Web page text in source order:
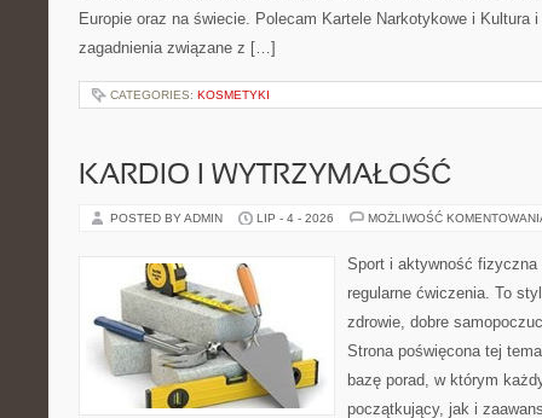
Europie oraz na świecie. Polecam Kartele Narkotykowe i Kultura
zagadnienia związane z […]
CATEGORIES: KOSMETYKI
KARDIO I WYTRZYMAŁOŚĆ
POSTED BY ADMIN LIP - 4 - 2026 MOŻLIWOŚĆ
Sport i aktywność
regularne ćwiczenia. To
zdrowie, dobre
Strona poświęcona tej
bazę porad, w którym
początkujący, jak i